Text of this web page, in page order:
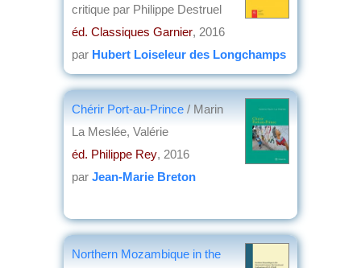
critique par Philippe Destruel
éd. Classiques Garnier, 2016
par Hubert Loiseleur des Longchamps
Chérir Port-au-Prince / Marin
La Meslée, Valérie
éd. Philippe Rey, 2016
par Jean-Marie Breton
Northern Mozambique in the